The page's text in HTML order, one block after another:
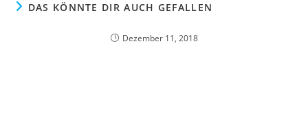
DAS KÖNNTE DIR AUCH GEFALLEN
Dezember 11, 2018